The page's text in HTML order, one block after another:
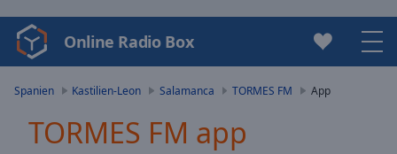
Video
Player
Play
Video
Online Radio Box
Spanien Kastilien-Leon Salamanca TORMES FM App
TORMES FM app